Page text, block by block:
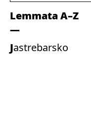
Lemmata A–Z
Jastrebarsko